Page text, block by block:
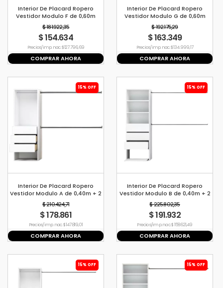
Interior De Placard Ropero
Vestidor Modulo F de 0,60m
$ 181.922,35
$ 154.634
Precio s/imp. nac. $ 127.796,69
COMPRAR AHORA
Interior De Placard Ropero
Vestidor Modulo G de 0,60m
$ 192.175,29
$ 163.349
Precio s/imp. nac. $ 134.999,17
COMPRAR AHORA
15% OFF
Interior De Placard Ropero
Vestidor Modulo A de 0,40m + 2
Barrales de 1,2mt
$ 210.424,71
$ 178.861
Precio s/imp. nac. $ 147.819,01
COMPRAR AHORA
15% OFF
Interior De Placard Ropero
Vestidor Modulo B de 0,40m + 2
Barrales de 1,2mt
$ 225.802,35
$ 191.932
Precio s/imp. nac. $ 158.621,49
COMPRAR AHORA
15% OFF 15% OFF